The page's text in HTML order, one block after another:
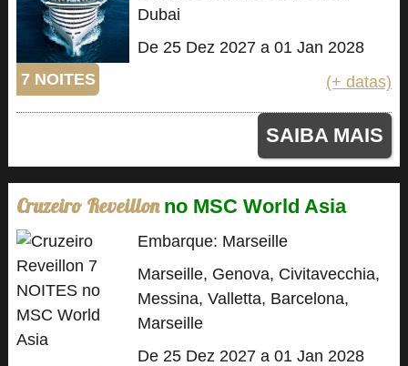
7 NOITES
Dubai
De 25 Dez 2027 a 01 Jan 2028
(+ datas)
SAIBA MAIS
Cruzeiro Reveillon no MSC World Asia
Embarque: Marseille
Marseille, Genova, Civitavecchia,
Messina, Valletta, Barcelona,
Marseille
De 25 Dez 2027 a 01 Jan 2028